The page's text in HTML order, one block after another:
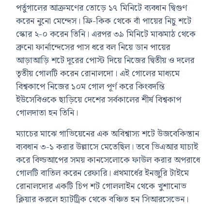
পর্তুগালের আক্রমণের তোড়ে ১৭ মিনিটে ব্যবধান দ্বিগুণ
করেন নুনো মেন্দেস। ফ্রি-কিক থেকে বাঁ পায়ের নিচু শটে
স্কোর ২-০ করেন তিনি। এরপর ৩৯ মিনিটে মাঝমাঠ থেকে
ব্রুনো ফার্নান্দেসের পাস ধরে বল নিয়ে ডান পায়ের
আড়াআড়ি শটে দূরের পোস্ট দিয়ে নিজের দ্বিতীয় ও দলের
তৃতীয় গোলটি করেন রোনালদো। এই গোলের মাধ্যমে
বিশ্বকাপে নিজের ১০ম গোল পূর্ণ করে কিংবদন্তি
ইউসেবিওকে ছাড়িয়ে দেশের সর্বকালের শীর্ষ বিশ্বকাপ
গোলদাতা হন তিনি।
ম্যাচের মাঝে গাভিয়েনের এক অবিশ্বাস্য শটে উজবেকিস্তান
ব্যবধান ৩-১ করার উল্লাসে মেতেছিল। তবে ভিএআর যাচাই
করে বিল্ডআপের সময় কানসেলোকে ফাউল করার অপরাধে
গোলটি বাতিল করেন রেফারি। প্রথমার্ধের ইনজুরি টাইমে
রোনালদোর একটি চিপ শট গোললাইন থেকে খুশানোভ
ক্লিয়ার করলে হ্যাটট্রিক থেকে বঞ্চিত হন সিআরসেভেন।